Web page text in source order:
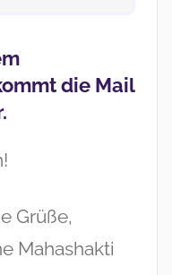
die Mail
Grüße,
Mahashakti